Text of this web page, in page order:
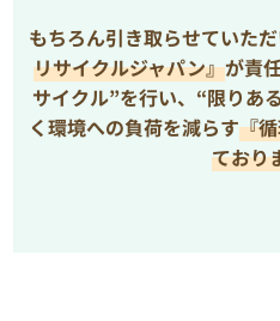
もちろん引き取らせていた
リサイクルジャパン』が責
サイクル”を行い、 “限りあ
く環境への負荷を減らす『
ており